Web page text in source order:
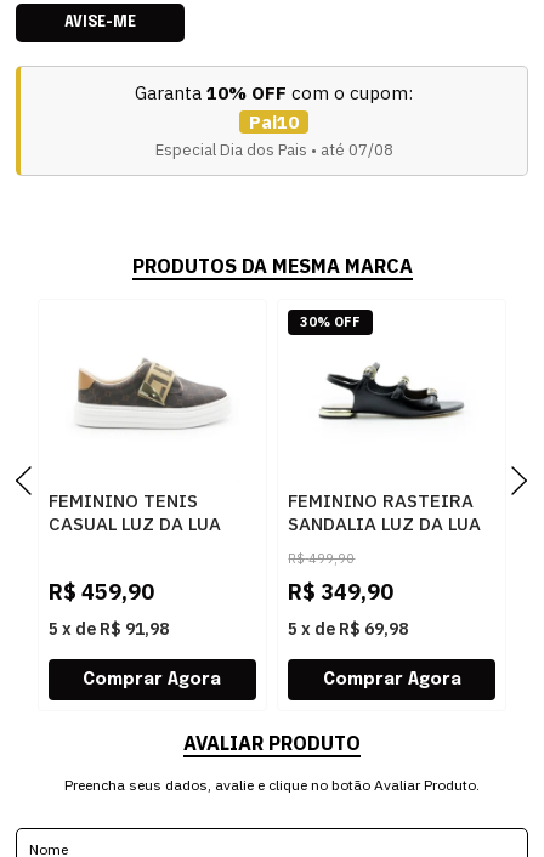
AVISE-ME
Garanta 10% OFF com o cupom:
Pai10
Especial Dia dos Pais • até 07/08
PRODUTOS DA MESMA MARCA
FEMININO TENIS
CASUAL LUZ DA LUA
AMENDOA OURO
R$ 459,90
5 x de R$ 91,98
FEMININO RASTEIRA
SANDALIA LUZ DA LUA
80270037 ATACAMA
PRETO
R$ 499,90
R$ 349,90
5 x de R$ 69,98
30% OFF
AVALIAR PRODUTO
Preencha seus dados, avalie e clique no botão Avaliar Produto.